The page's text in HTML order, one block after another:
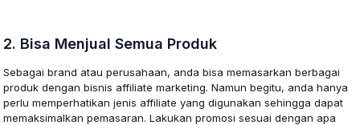
2. Bisa Menjual Semua Produk
Sebagai brand atau perusahaan, anda bisa memasarkan berbagai
produk dengan bisnis affiliate marketing. Namun begitu, anda hanya
perlu memperhatikan jenis affiliate yang digunakan sehingga dapat
memaksimalkan pemasaran. Lakukan promosi sesuai dengan apa